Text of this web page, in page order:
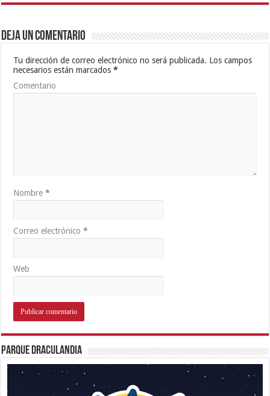
Deja un comentario
Tu dirección de correo electrónico no será publicada. Los campos
necesarios están marcados*
Comentario
Nombre*
Correo electrónico*
Web
Parque Draculandia